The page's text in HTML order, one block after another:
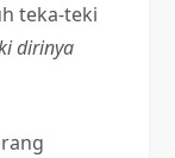
teka-teki
dirinya